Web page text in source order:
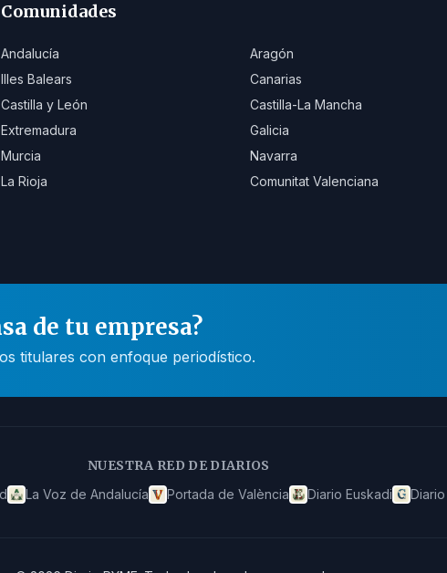
Comunidades
Andalucía Aragón
Illes Balears
Canarias
Castilla y León
Castilla-La Mancha
Extremadura
Galicia
Murcia
Navarra
La Rioja
Comunitat Valenciana
de tu empresa?
titulares con enfoque periodístico.
NUESTRA RED DE DIARIOS
La Voz de Andalucía Portada de València Diario Euskadi